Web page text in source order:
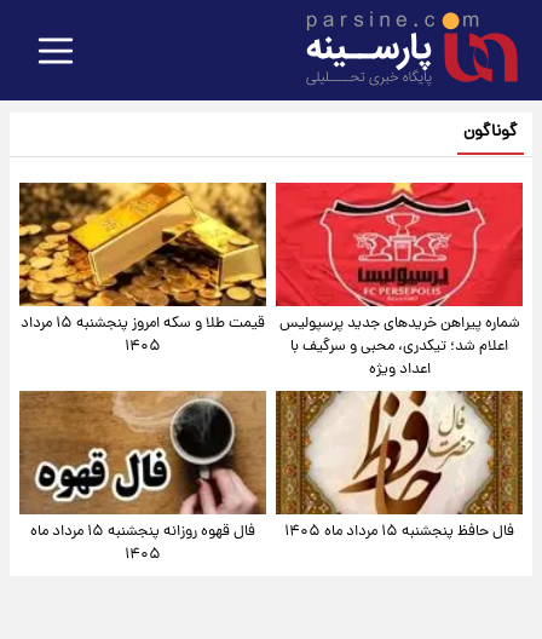
گوناگون
شماره پیراهن خریدهای جدید پرسپولیس
اعلام شد؛ تیکدری، محبی و سرگیف با
اعداد ویژه
قیمت طلا و سکه امروز پنجشنبه ۱۵ مرداد
۱۴۰۵
فال حافظ پنجشنبه ۱۵ مرداد ماه ۱۴۰۵
فال قهوه روزانه پنجشنبه ۱۵ مرداد ماه
۱۴۰۵